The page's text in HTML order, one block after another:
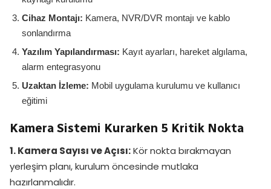
Cihaz Montajı: Kamera, NVR/DVR montajı ve kablo
sonlandırma
Yazılım Yapılandırması: Kayıt ayarları, hareket algılama,
alarm entegrasyonu
Uzaktan İzleme: Mobil uygulama kurulumu ve kullanıcı
eğitimi
Kamera Sistemi Kurarken 5 Kritik Nokta
1. Kamera Sayısı ve Açısı:Kör nokta bırakmayan
yerleşim planı, kurulum öncesinde mutlaka
hazırlanmalıdır.